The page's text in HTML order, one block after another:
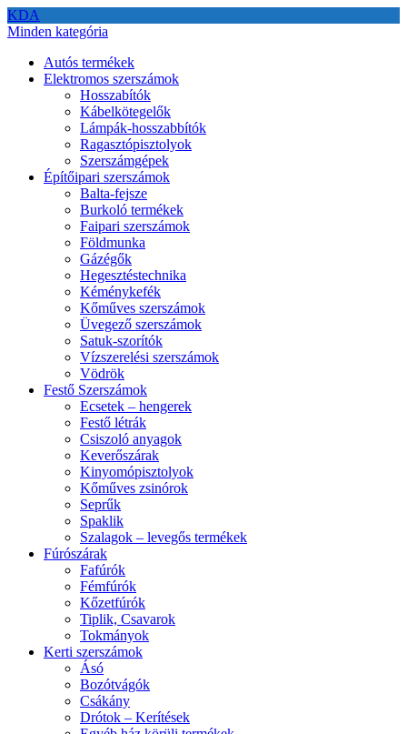
KDA
Minden kategória
Autós termékek
Elektromos szerszámok
Hosszabítók
Kábelkötegelők
Lámpák-hosszabbítók
Ragasztópisztolyok
Szerszámgépek
Építőipari szerszámok
Balta-fejsze
Burkoló termékek
Faipari szerszámok
Földmunka
Gázégők
Hegesztéstechnika
Kéménykefék
Kőműves szerszámok
Üvegező szerszámok
Satuk-szorítók
Vízszerelési szerszámok
Vödrök
Festő Szerszámok
Ecsetek – hengerek
Festő létrák
Csiszoló anyagok
Keverőszárak
Kinyomópisztolyok
Kőműves zsinórok
Seprűk
Spaklik
Szalagok – levegős termékek
Fúrószárak
Fafúrók
Fémfúrók
Kőzetfúrók
Tiplik, Csavarok
Tokmányok
Kerti szerszámok
Ásó
Bozótvágók
Csákány
Drótok – Kerítések